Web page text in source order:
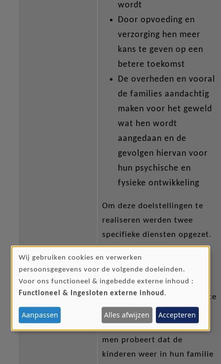
wordt
Door opvoeding en
verzorging hen meer
kans te geven op een
betere toekomst
De overheden en vooral
de families aandachtig
maken voor het geweld
wat hen wordt
aangedaan en de
gevolgen hiervan voor
hun psychische en
fysieke ontwikkeling
Om deze doelstellingen te
realiseren werden twee
specifieke diensten opgezet.
DE OPEN OPVANG
De kinderen worden in eerste
instantie opgevangen in het
luister- en observatiehuis,
men probeert dat de
kinderen weer in hun familie
GEBRUIK
VAN
PERSOONSGEGEVENS
EN
COOKIES
Wij gebruiken cookies en verwerken
persoonsgegevens voor de volgende doeleinden.
Voor ons functioneel & ingebedde externe inhoud :
Functioneel & Ingesloten externe inhoud.
Aanpassen Alles afwijzen Accepteren